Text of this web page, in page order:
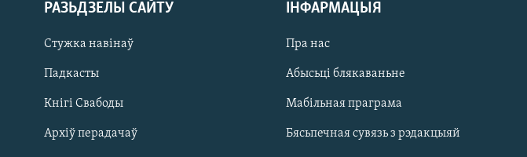
РАЗЬДЗЕЛЫ САЙТУ
Стужка навінаў
Падкасты
Кнігі Свабоды
Архіў перадачаў
ІНФАРМАЦЫЯ
Пра нас
Абысьці блякаваньне
Мабільная праграма
Бясьпечная сувязь з рэдакцыяй